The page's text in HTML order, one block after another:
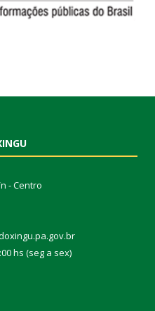
- Centro
hs (seg a sex)